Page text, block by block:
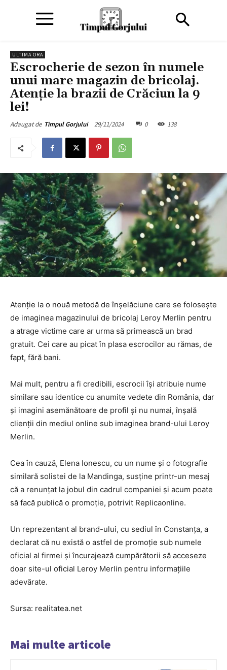
ULTIMA ORA
Escrocherie de sezon în numele
unui mare magazin de bricolaj.
Atenție la brazii de Crăciun la 9
lei!
Adaugat de Timpul Gorjului 29/11/2024 0 138
Atenție la o nouă metodă de înșelăciune care se folosește
de imaginea magazinului de bricolaj Leroy Merlin pentru
a atrage victime care ar urma să primească un brad
gratuit. Cei care au picat în plasa escrocilor au rămas, de
fapt, fără bani.
Mai mult, pentru a fi credibili, escrocii își atribuie nume
similare sau identice cu anumite vedete din România, dar
și imagini asemănătoare de profil și nu numai, înșală
clienții din mediul online sub imaginea brand-ului Leroy
Merlin.
Cea în cauză, Elena Ionescu, cu un nume și o fotografie
similară solistei de la Mandinga, susține printr-un mesaj
că a renunțat la jobul din cadrul companiei și acum poate
să facă publică o promoție, potrivit Replicaonline.
Un reprezentant al brand-ului, cu sediul în Constanța, a
declarat că nu există o astfel de promoție sub numele
oficial al firmei și încurajează cumpărătorii să acceseze
doar site-ul oficial Leroy Merlin pentru informațiile
adevărate.
Sursa: realitatea.net
Mai multe articole